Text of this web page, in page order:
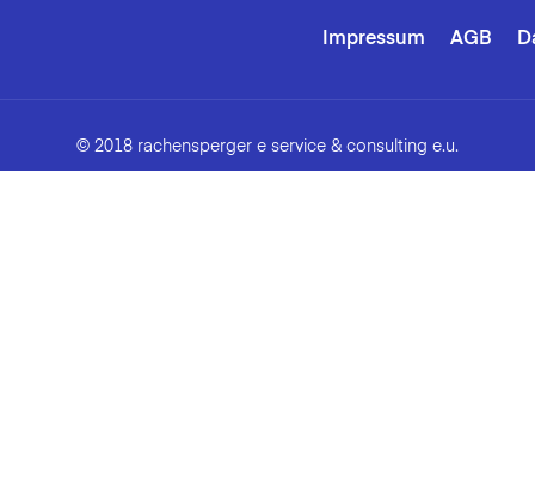
Impressum AGB
© 2018 rachensperger e service & consulting e.u.